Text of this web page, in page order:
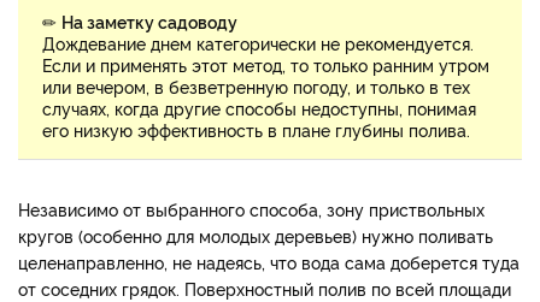
✏ На заметку садоводу
Дождевание днем категорически не рекомендуется.
Если и применять этот метод, то только ранним утром
или вечером, в безветренную погоду, и только в тех
случаях, когда другие способы недоступны, понимая
его низкую эффективность в плане глубины полива.
Независимо от выбранного способа, зону приствольных
кругов (особенно для молодых деревьев) нужно поливать
целенаправленно, не надеясь, что вода сама доберется туда
от соседних грядок. Поверхностный полив по всей площади